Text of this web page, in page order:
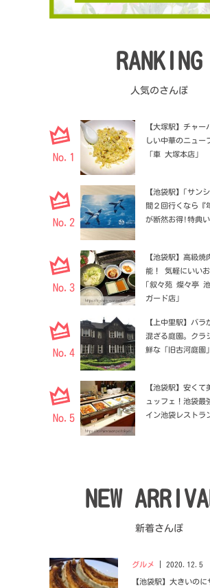
RANKING
人気のさんぽ
No.1
【大塚駅】チャー
しい中華のニュー
「車 大塚本店」
No.2
【池袋駅】｢サン
間２回行くなら『
が断然お得!特典
No.3
【池袋駅】高級焼
能！ 気軽にいい
｢叙々苑 燦々亭
ガード店｣
No.4
【上中里駅】バ
混ざる庭園。クラ
鮮な「旧古河庭園」
No.5
【池袋駅】安く
ュッフェ！池袋最
イン池袋レストラ
NEW
新着さんぽ
グルメ 2020.12.5
【池袋駅】大きいの